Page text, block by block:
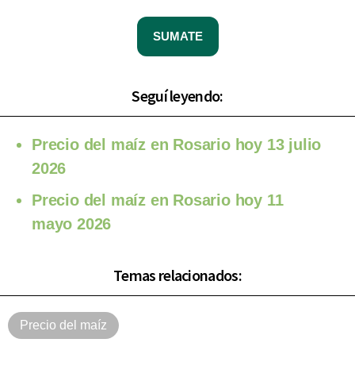
SUMATE
Seguí leyendo:
Precio del maíz en Rosario hoy 13 julio
2026
Precio del maíz en Rosario hoy 11
mayo 2026
Temas relacionados:
Precio del maíz